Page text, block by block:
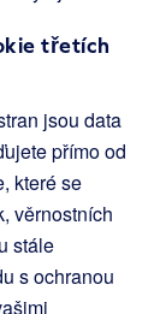
třetích
jsou data
přímo od
které se
věrnostních
stále
s ochranou